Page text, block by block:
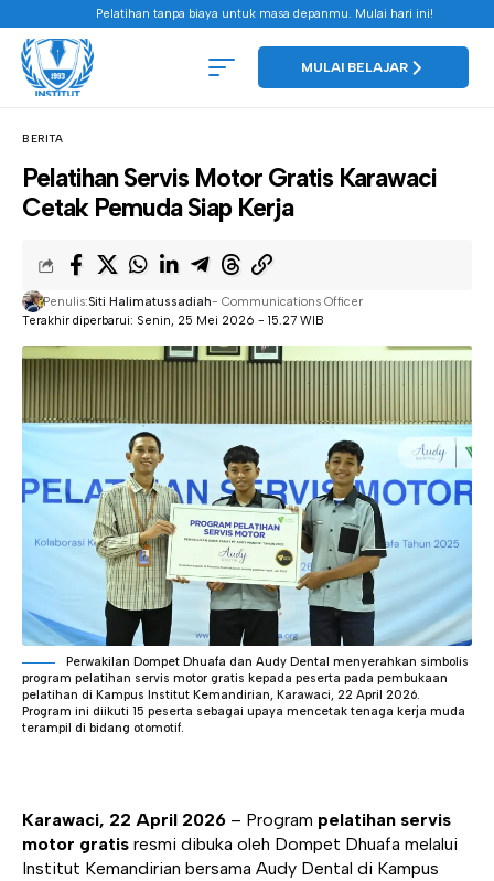
Pelatihan tanpa biaya untuk masa depanmu. Mulai hari ini!
MULAI BELAJAR
BERITA
Pelatihan Servis Motor Gratis Karawaci
Cetak Pemuda Siap Kerja
Terakhir diperbarui: Senin, 25 Mei 2026 - 15.27 WIB
Penulis:Siti Halimatussadiah- Communications Officer
Perwakilan Dompet Dhuafa dan Audy Dental menyerahkan simbolis
program pelatihan servis motor gratis kepada peserta pada pembukaan
pelatihan di Kampus Institut Kemandirian, Karawaci, 22 April 2026.
Program ini diikuti 15 peserta sebagai upaya mencetak tenaga kerja muda
terampil di bidang otomotif.
Karawaci, 22 April 2026 – Program pelatihan servis
motor gratis resmi dibuka oleh Dompet Dhuafa melalui
Institut Kemandirian bersama Audy Dental di Kampus